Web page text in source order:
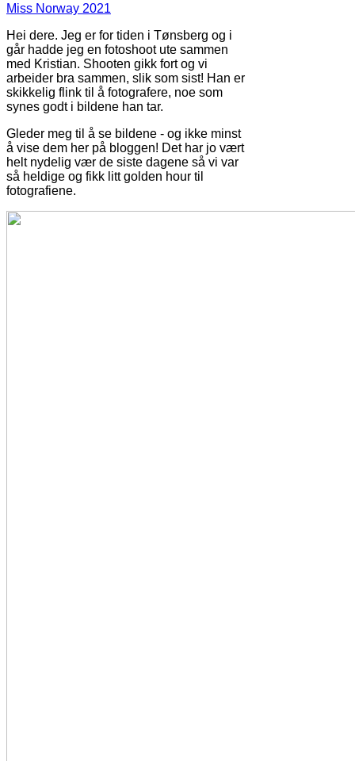
Miss Norway 2021
Hei dere. Jeg er for tiden i Tønsberg og i
går hadde jeg en fotoshoot ute sammen
med Kristian. Shooten gikk fort og vi
arbeider bra sammen, slik som sist! Han er
skikkelig flink til å fotografere, noe som
synes godt i bildene han tar.
Gleder meg til å se bildene - og ikke minst
å vise dem her på bloggen! Det har jo vært
helt nydelig vær de siste dagene så vi var
så heldige og fikk litt golden hour til
fotografiene.